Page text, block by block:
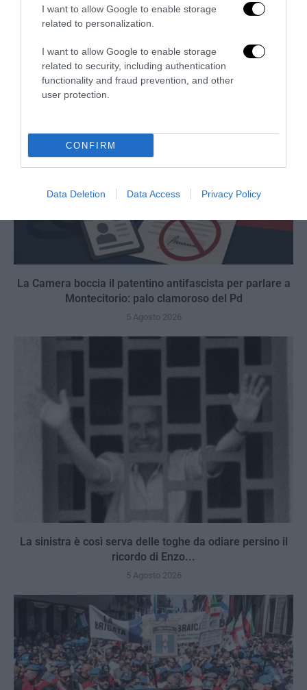
I want to allow Google to enable storage
related to personalization.
I want to allow Google to enable storage
related to security, including authentication
functionality and fraud prevention, and other
user protection.
CONFIRM
Data Deletion Data Access Privacy Policy
Remigrazione, il Copasir riconosce all’antifascismo il
6 Agosto 2026
La Camera boccia il patentino antifascista per parlare a
Montecitorio: palo clamoroso del Pd
5 Agosto 2026
La sinistra è così serva delle toghe da odiare persino il
ricordo di Enzo...
5 Agosto 2026